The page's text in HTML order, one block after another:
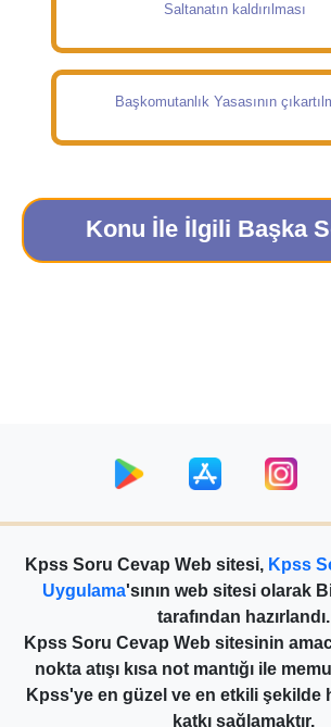
Saltanatın kaldırılması
Başkomutanlık Yasasının
Konu İle İlgili Başka
Kpss Soru Cevap Web sitesi, Kpss
Uygulama'sının web sitesi olarak
tarafından hazırlandı.
Kpss Soru Cevap Web sitesinin
nokta atışı kısa not mantığı ile
Kpss'ye en güzel ve en etkili şekilde
katkı sağlamaktır.